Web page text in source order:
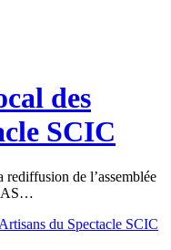
des
SCIC
de l’assemblée
du Spectacle SCIC